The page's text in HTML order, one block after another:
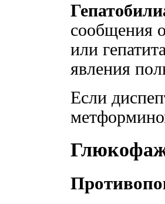
сообщения
или
явления
Если
Глюкофаж